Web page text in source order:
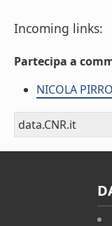
Incoming links:
Partecipa a
NICOLA
data.CNR.it